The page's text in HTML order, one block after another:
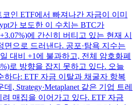
인 ETF에서 빠져나간 자금이 이미
가 보도한 이 수치는 BTC가
에 간신히 버티고 있는 현재 시
면으로 드러낸다. 공포·탐욕 지수는
대비 +1에 불과하고, 전체 암호화폐
로 방향을 잡지 못하고 있다. 오늘
하다: ETF 자금 이탈과 채굴자 항복
, Strategy·Metaplanet 같은 기업 트레
매집을 이어가고 있다. ETF 자금